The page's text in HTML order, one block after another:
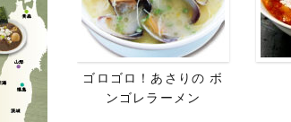
ゴロゴロ！あさりの ボ
ンゴレラーメン